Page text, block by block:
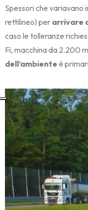
Spessori che variavano
rettilineo) per arrivare
caso le tolleranze
Fi, macchina da 2.200
dell’ambiente è